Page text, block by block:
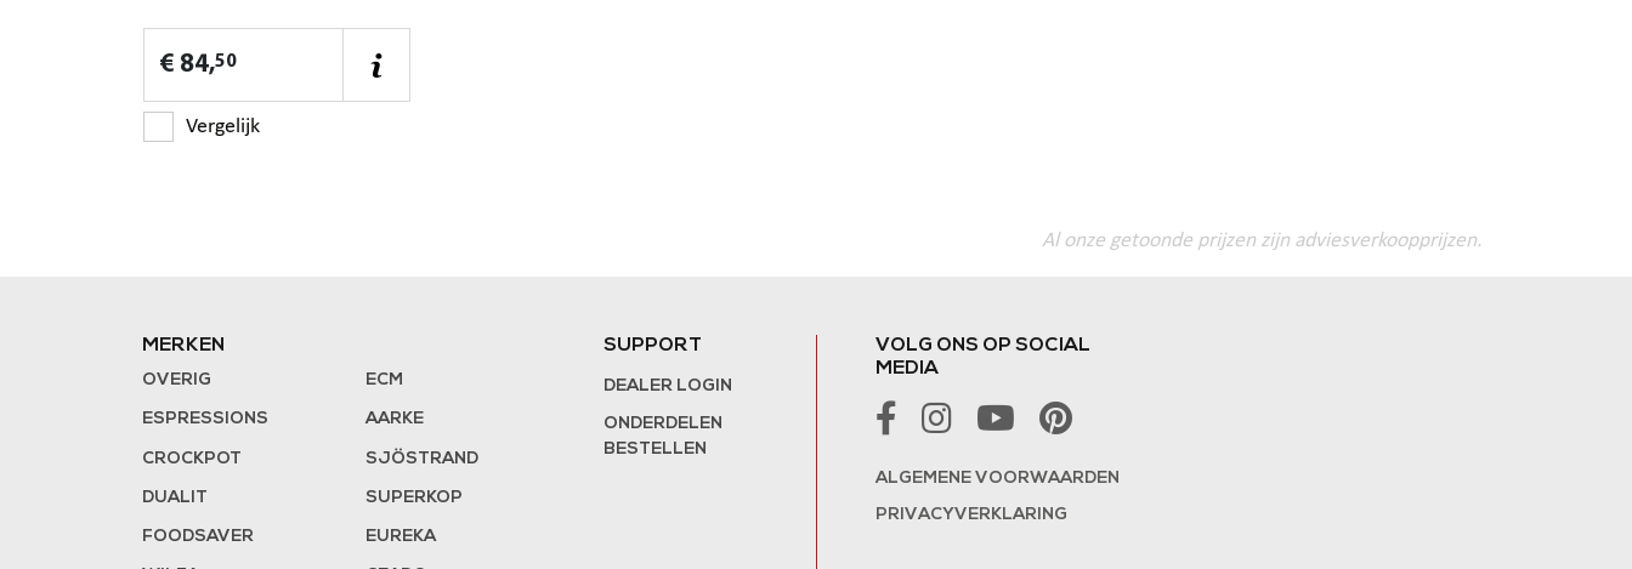
€ 84,50
Vergelijk
Al onze getoonde prijzen zijn adviesverkoopprijzen.
MERKEN
OVERIG
ESPRESSIONS
CROCKPOT
DUALIT
FOODSAVER
ECM
AARKE
SJÖSTRAND
SUPERKOP
EUREKA
SUPPORT
DEALER LOGIN
ONDERDELEN
BESTELLEN
VOLG ONS OP SOCIAL
MEDIA
ALGEMENE VOORWAARDEN
PRIVACYVERKLARING